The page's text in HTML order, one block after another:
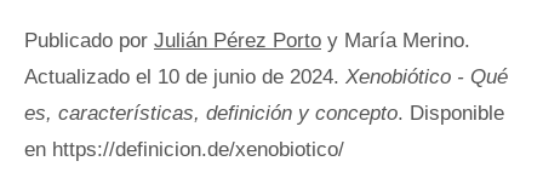
Publicado por Julián Pérez Porto y María Merino.
Actualizado el 10 de junio de 2024. Xenobiótico - Qué
es, características, definición y concepto. Disponible
en https://definicion.de/xenobiotico/